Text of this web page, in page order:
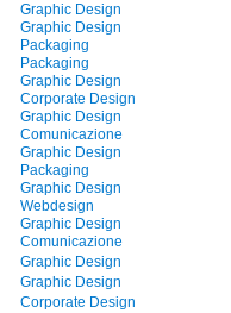
Graphic Design
Graphic Design
Packaging
Packaging
Graphic Design
Corporate Design
Graphic Design
Comunicazione
Graphic Design
Packaging
Graphic Design
Webdesign
Graphic Design
Comunicazione
Graphic Design
Graphic Design
Corporate Design